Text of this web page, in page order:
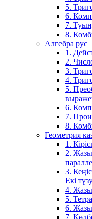
5.
6.
7.
8.
Алгебра рус
1.
2.
3.
4.
5.
6.
7.
8.
Геометрия
1.
2.
3.
Екі
4.
5.
6.
7.